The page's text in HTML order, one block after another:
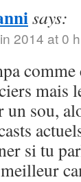
says:
2014 at 0
mais
un sou,
si tu